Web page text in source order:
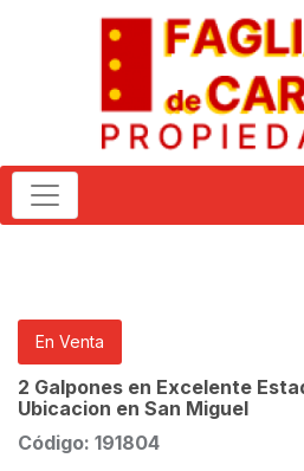
En Venta
2 Galpones en Excelente
Ubicacion en San Miguel
Código: 191804